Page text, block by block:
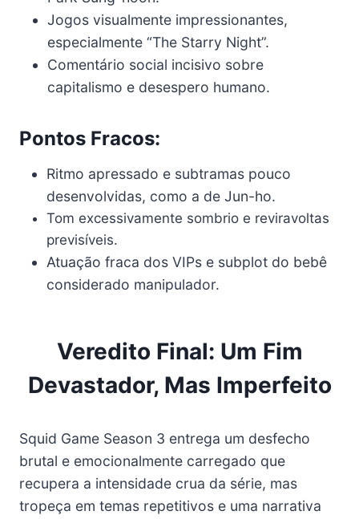
Jogos visualmente impressionantes,
especialmente “The Starry Night”.
Comentário social incisivo sobre
capitalismo e desespero humano.
Pontos Fracos:
Ritmo apressado e subtramas pouco
desenvolvidas, como a de Jun-ho.
Tom excessivamente sombrio e reviravoltas
previsíveis.
Atuação fraca dos VIPs e subplot do bebê
considerado manipulador.
Veredito Final: Um Fim
Devastador, Mas Imperfeito
Squid Game Season 3 entrega um desfecho
brutal e emocionalmente carregado que
recupera a intensidade crua da série, mas
tropeça em temas repetitivos e uma narrativa